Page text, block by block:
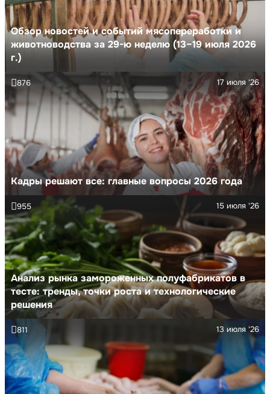
Обзор новостей и событий мясопереработки и
животноводства за 29-ю неделю (13–19 июля 2026
г.)
Кадры решают все: главные вопросы 2026 года
17 июля '26
876
Анализ рынка замороженных полуфабрикатов в
тесте: тренды, точки роста и технологические
решения
15 июля '26
955
13 июля '26
811